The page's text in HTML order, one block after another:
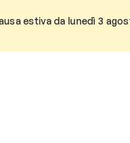
estiva da lunedì 3